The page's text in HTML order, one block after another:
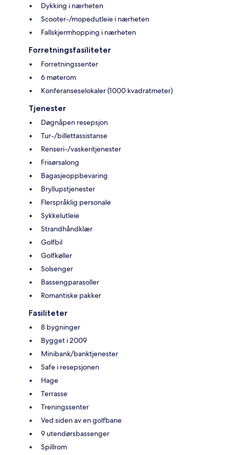
Dykking i nærheten
Scooter-/mopedutleie i nærheten
Fallskjermhopping i nærheten
Forretningsfasiliteter
Forretningssenter
6 møterom
Konferanseselokaler (1000 kvadratmeter)
Tjenester
Døgnåpen resepsjon
Tur-/billettassistanse
Renseri-/vaskeritjenester
Frisørsalong
Bagasjeoppbevaring
Bryllupstjenester
Flerspråklig personale
Sykkelutleie
Strandhåndklær
Golfbil
Golfkøller
Solsenger
Bassengparasoller
Romantiske pakker
Fasiliteter
8 bygninger
Bygget i 2009
Minibank/banktjenester
Safe i resepsjonen
Hage
Terrasse
Treningssenter
Ved siden av en golfbane
9 utendørsbassenger
Spillrom